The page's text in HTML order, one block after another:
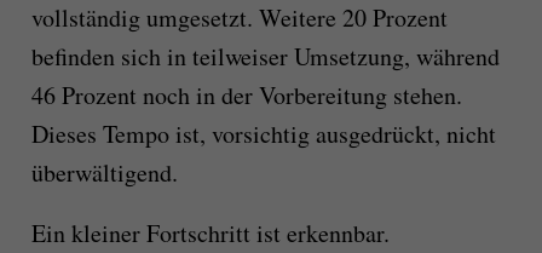
vollständig umgesetzt. Weitere 20 Prozent
befinden sich in teilweiser Umsetzung, während
46 Prozent noch in der Vorbereitung stehen.
Dieses Tempo ist, vorsichtig ausgedrückt, nicht
überwältigend.
Ein kleiner Fortschritt ist erkennbar.